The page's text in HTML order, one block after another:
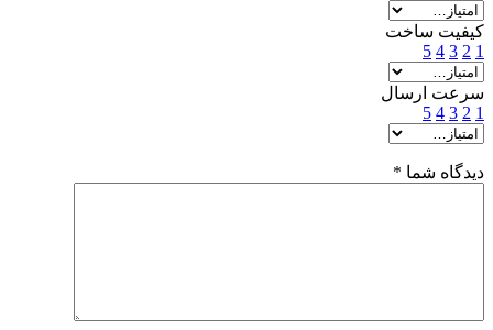
کیفیت ساخت
1
2
3
4
5
سرعت ارسال
1
2
3
4
5
دیدگاه شما *